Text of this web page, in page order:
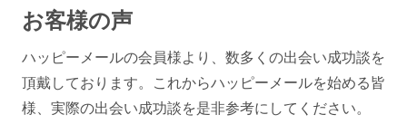
お客様の声
ハッピーメールの会員様より、数多くの出会い成功談を
頂戴しております。
これからハッピーメールを始める皆
様、実際の出会い成功談を是非参考にしてください。